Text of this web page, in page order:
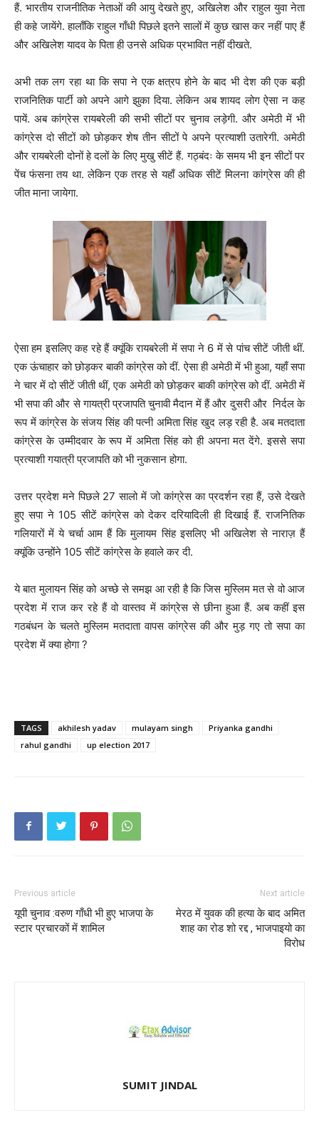
हैं. भारतीय राजनीतिक नेताओं की आयु देखते हुए, अखिलेश और राहुल युवा नेता
ही कहे जायेंगे. हालाँकि राहुल गाँधी पिछले इतने सालों में कुछ खास कर नहीं पाए हैं
और अखिलेश यादव के पिता ही उनसे अधिक प्रभावित नहीं दीखते.
अभी तक लग रहा था कि सपा ने एक क्षत्रप होने के बाद भी देश की एक बड़ी
राजनितिक पार्टी को अपने आगे झुका दिया. लेकिन अब शायद लोग ऐसा न कह
पायें. अब कांग्रेस रायबरेली की सभी सीटों पर चुनाव लड़ेगी. और अमेठी में भी
कांग्रेस दो सीटों को छोड़कर शेष तीन सीटों पे अपने प्रत्याशी उतारेगी. अमेठी
और रायबरेली दोनों हे दलों के लिए मुखु सीटें हैं. गठ्बंदः के समय भी इन सीटों पर
पेंच फंसना तय था. लेकिन एक तरह से यहाँ अधिक सीटें मिलना कांग्रेस की ही
जीत माना जायेगा.
ऐसा हम इसलिए कह रहे हैं क्यूंकि रायबरेली में सपा ने 6 में से पांच सीटें जीती थीं.
एक ऊंचाहार को छोड़कर बाकी कांग्रेस को दीं. ऐसा ही अमेठी में भी हुआ, यहाँ सपा
ने चार में दो सीटें जीती थीं, एक अमेठी को छोड़कर बाकी कांग्रेस को दीं. अमेठी में
भी सपा की और से गायत्री प्रजापति चुनावी मैदान में हैं और दुसरी और निर्दल के
रूप में कांग्रेस के संजय सिंह की पत्नी अमिता सिंह खुद लड़ रही है. अब मतदाता
कांग्रेस के उम्मीदवार के रूप में अमिता सिंह को ही अपना मत देंगे. इससे सपा
प्रत्याशी गयात्री प्रजापति को भी नुकसान होगा.
उत्तर प्रदेश मने पिछले 27 सालो में जो कांग्रेस का प्रदर्शन रहा हैं, उसे देखते
हुए सपा ने 105 सीटें कांग्रेस को देकर दरियादिली ही दिखाई हैं. राजनितिक
गलियारों में ये चर्चा आम हैं कि मुलायम सिंह इसलिए भी अखिलेश से नाराज़ हैं
क्यूंकि उन्होंने 105 सीटें कांग्रेस के हवाले कर दी.
ये बात मुलायन सिंह को अच्छे से समझ आ रही है कि जिस मुस्लिम मत से वो आज
प्रदेश में राज कर रहे हैं वो वास्तव में कांग्रेस से छीना हुआ हैं. अब कहीं इस
गठबंधन के चलते मुस्लिम मतदाता वापस कांग्रेस की और मुड़ गए तो सपा का
प्रदेश में क्या होगा ?
TAGS akhilesh yadav mulayam singh
Priyanka gandhi
rahul gandhi
up election 2017
Previous article
यूपी चुनाव :वरुण गाँधी भी हुए भाजपा के
स्टार प्रचारकों में शामिल
Next article
मेरठ में युवक की हत्या के बाद अमित
शाह का रोड शो रद्द , भाजपाइयो का
विरोध
SUMIT JINDAL